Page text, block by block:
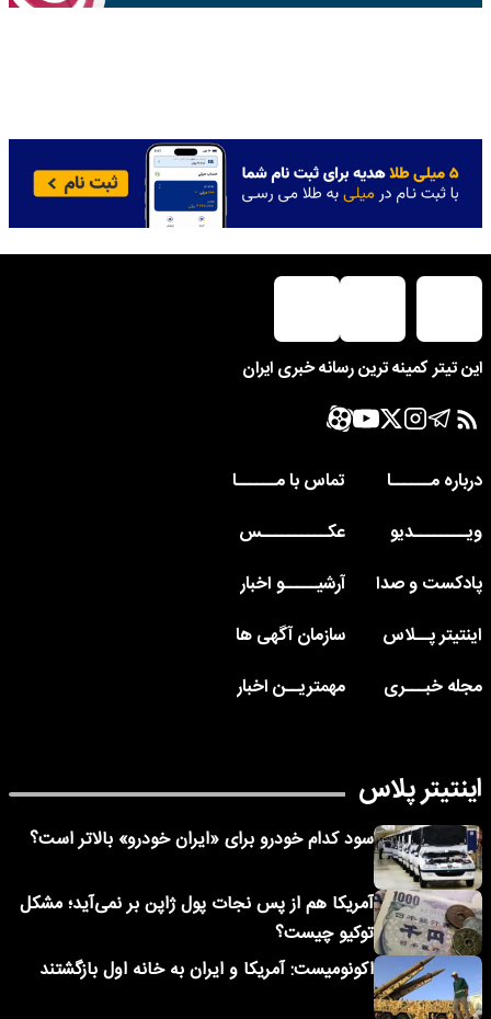
این تیتر کمینه ترین رسانه خبری ایران
درباره مــــــا
تماس با مــــــا
ویــــــــدیو
عکــــــــــس
پادکست و صدا
آرشیـــــو اخبار
اینتیتر پــلاس
سازمان آگهی ها
مجله خبـــری
مهمتریــن اخبار
اینتیتر پلاس
سود کدام خودرو برای «ایران خودرو» بالاتر است؟
آمریکا هم از پس نجات پول ژاپن بر نمی‌آید؛ مشکل
توکیو چیست؟
اکونومیست: آمریکا و ایران به خانه اول بازگشتند